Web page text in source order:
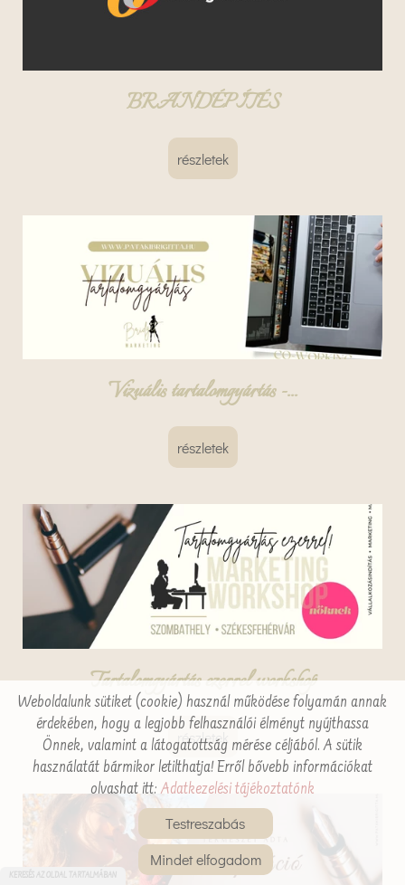
BRANDÉPÍTÉS
részletek
Vizuális tartalomgyártás -...
részletek
Tartalomgyártás ezerrel workshop
részletek
Mindet elfogadom
Testreszabás
Weboldalunk sütiket (cookie) használ működése folyamán annak
érdekében, hogy a legjobb felhasználói élményt nyújthassa
Önnek, valamint a látogatottság mérése céljából. A sütik
használatát bármikor letilthatja! Erről bővebb információkat
olvashat itt: Adatkezelési tájékoztatónk
KERESÉS AZ OLDAL TARTALMÁBAN